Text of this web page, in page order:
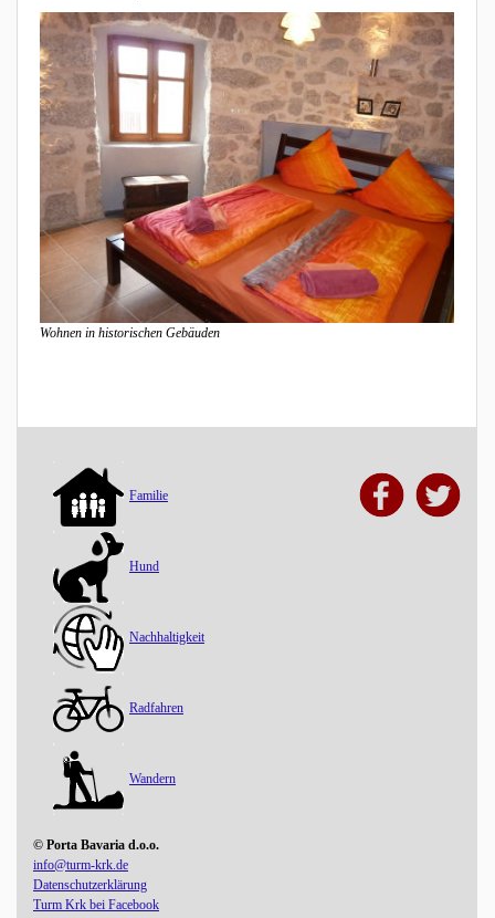
Wohnen in historischen Gebäuden
Familie
Hund
Nachhaltigkeit
Radfahren
Wandern
© Porta Bavaria d.o.o.
info@turm-krk.de
Datenschutzerklärung
Turm Krk bei Facebook